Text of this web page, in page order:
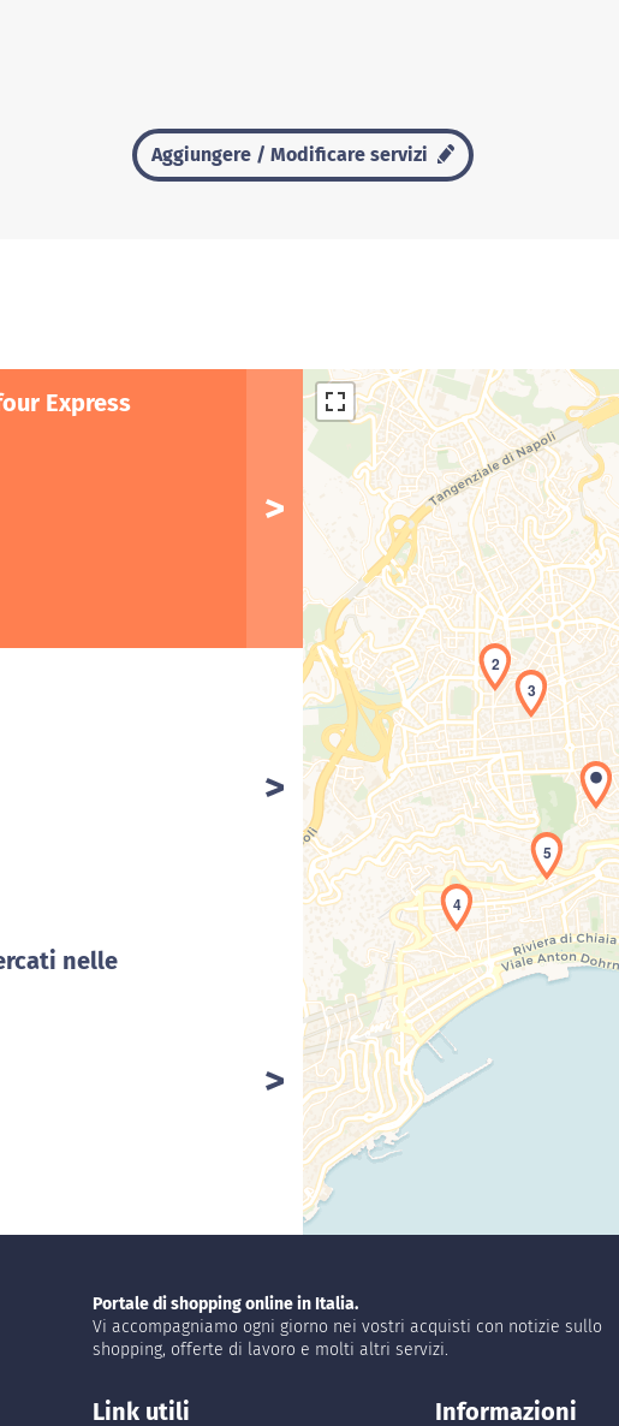
Aggiungere / Modificare servizi
Express
nelle
2
3
4
5
Portale di shopping online in Italia.
Vi accompagniamo ogni giorno nei vostri acquisti con notizie sullo
shopping, offerte di lavoro e molti altri servizi.
Link utili Informazioni